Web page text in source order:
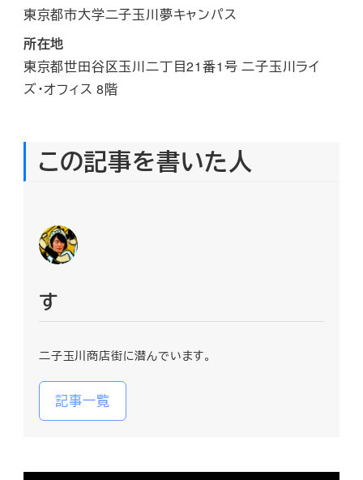
東京都市大学二子玉川夢キャンパス
所在地
東京都世田谷区玉川二丁目21番1号 二子玉川ライ
ズ・オフィス 8階
この記事を書いた人
す
二子玉川商店街に潜んでいます。
記事一覧